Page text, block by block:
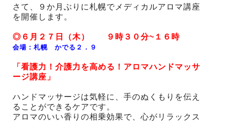
さて、９か月ぶりに札幌でメディカルアロマ講座
を開催します。
◎６月２７日（木） ９時３０分~１６時
会場：札幌 かでる２．９
「看護力！介護力を高める！アロマハンドマッサ
ージ講座」
ハンドマッサージは気軽に、手のぬくもりを伝え
ることができるケアです。
アロマのいい香りの相乗効果で、心がリラックス